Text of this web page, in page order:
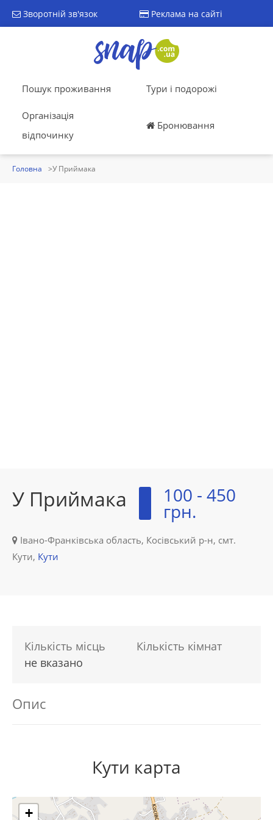
Зворотній зв'язок Реклама на сайті
Пошук проживання Тури і подорожі
Організація
відпочинку
Бронювання
Головна У Приймака
У Приймака 100 - 450
грн.
Івано-Франківська область, Косівський р-н, смт.
Кути, Кути
Кількість місць
не вказано
Кількість кімнат
Опис
Кути карта
+